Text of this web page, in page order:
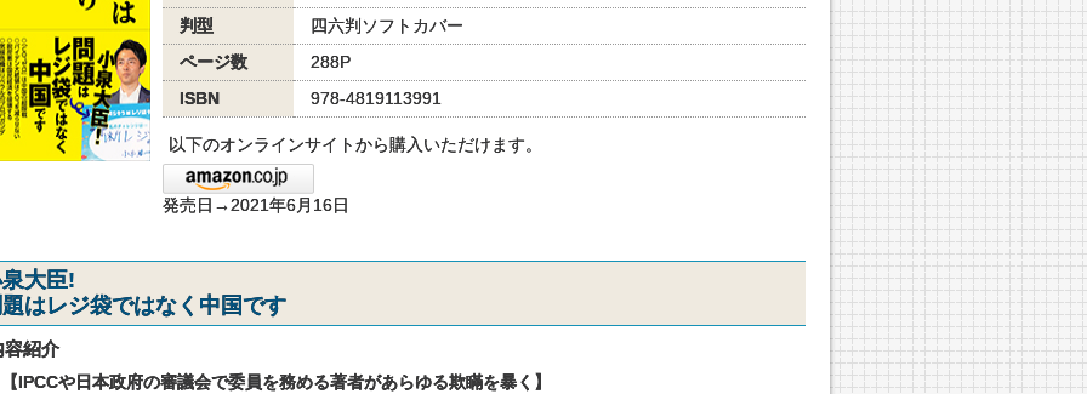
判型
四六判ソフトカバー
ページ数
288P
ISBN
978-4819113991
以下のオンラインサイトから購入いただけます。
発売日→2021年6月16日
大臣!
はレジ袋ではなく中国です
容紹介
【IPCCや日本政府の審議会で委員を務める著者があらゆる欺瞞を暴く】